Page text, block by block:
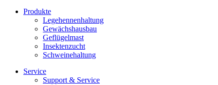
Produkte
Legehennenhaltung
Gewächshausbau
Geflügelmast
Insektenzucht
Schweinehaltung
Service
Support & Service